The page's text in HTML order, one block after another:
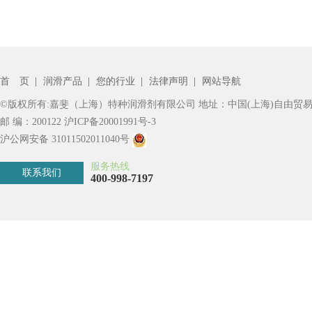
首 页 润滑产品 您的行业 法律声明 网站导航
©版权所有:嘉斐（上海）特种润滑剂有限公司 地址：中国(上海)自由贸
邮 编：200122 沪ICP备20001991号-3
沪公网安备 31011502011040号
联系我们
服务热线
400-998-7197